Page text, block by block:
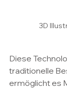
3D
Diese
traditionelle
ermöglicht es